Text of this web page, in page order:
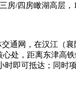
房/四房瞰湖高层
网，在汉江（襄
，距离东津高铁
时即可抵达；同时